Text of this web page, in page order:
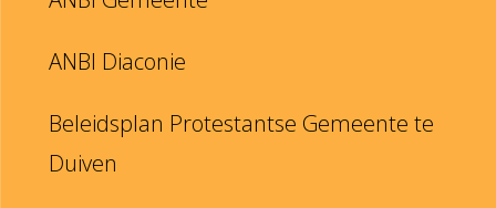
ANBI Diaconie
Beleidsplan Protestantse Gemeente te
Duiven